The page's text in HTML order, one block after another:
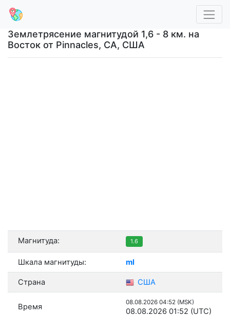
Землетрясение магнитудой 1,6 - 8 км. на
Восток от Pinnacles, CA, США
Магнитуда: 1.6
Шкала магнитуды: ml
Страна США
Время 08.08.2026 04:52 (MSK)
08.08.2026 01:52 (UTC)